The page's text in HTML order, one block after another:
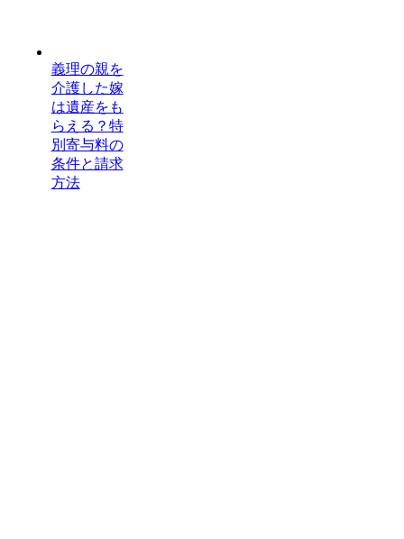
義理の親を
介護した嫁
は遺産をも
らえる？特
別寄与料の
条件と請求
方法